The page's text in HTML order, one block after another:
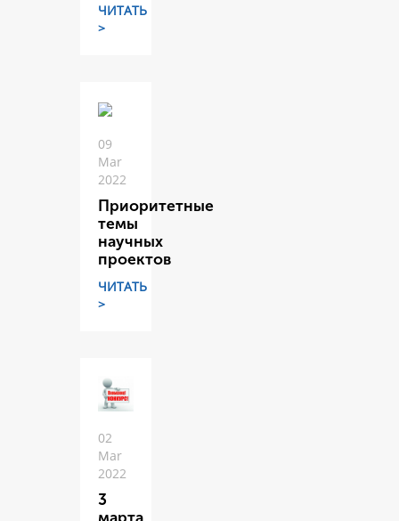
ЧИТАТЬ
>
09
Mar
2022
Приоритетные
темы
научных
проектов
ЧИТАТЬ
>
02
Mar
2022
3